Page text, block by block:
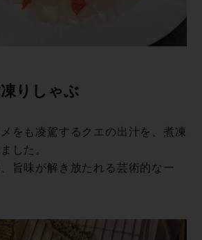
り し ゃ ぶ
をも凌駕するクエの出汁を、煮凍
した。
旨味が解き放たれる芸術的な一